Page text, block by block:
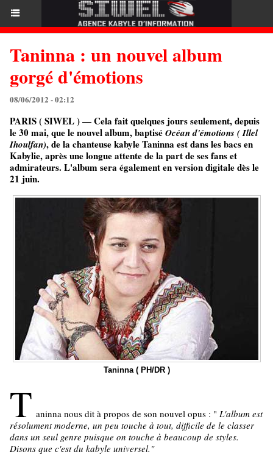
Taninna : un nouvel album
gorgé d'émotions
08/06/2012 - 02:12
PARIS ( SIWEL ) — Cela fait quelques jours seulement, depuis
le 30 mai, que le nouvel album, baptiséOcéan d'émotions ( Illel
Ihoulfan), de la chanteuse kabyle Taninna est dans les bacs en
Kabylie, après une longue attente de la part de ses fans et
admirateurs. L'album sera également en version digitale dès le
21 juin.
Taninna ( PH/DR )
T aninna nous dit à propos de son nouvel opus : " L'album est
résolument moderne, un peu touche à tout, difficile de le classer
dans un seul genre puisque on touche à beaucoup de styles.
Disons que c'est du kabyle universel."